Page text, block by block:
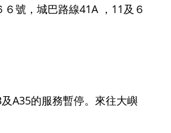
號，城巴路線41A ，11及６
A35的服務暫停。來往大嶼